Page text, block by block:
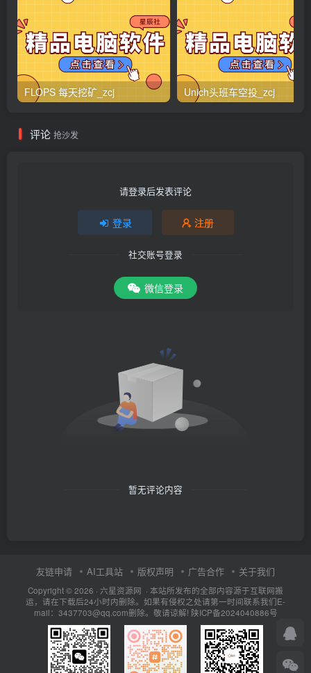
FLOPS 每天挖矿_zcj Unich头班车空投_zcj
评论 抢沙发
请登录后发表评论
登录 注册
社交账号登录
微信登录
暂无评论内容
友链申请 AI工具站 版权声明 广告合作 关于我们
Copyright © 2026 · 六星资源网 · 本站所发布的全部内容源于互联网搬
运，请在下载后24小时内删除。如果有侵权之处请第一时间联系我们E-
mail：3437703@qq.com删除。敬请谅解! 陕ICP备2024040886号